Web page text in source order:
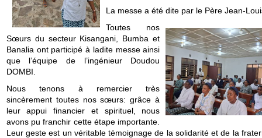
La messe a été dite par le Père Jean-
Toutes nos
Sœurs du secteur Kisangani, Bumba et
Banalia ont participé à ladite messe ainsi
que l’équipe de l’ingénieur Doudou
DOMBI.
Nous tenons à remercier très
sincèrement toutes nos sœurs: grâce à
leur appui financier et spirituel, nous
avons pu franchir cette étape importante.
Leur geste est un véritable témoignage de la solidarité et de la